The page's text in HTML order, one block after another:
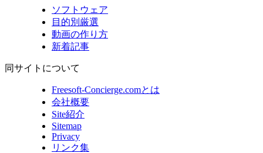
ソフトウェア
目的別厳選
動画の作り方
新着記事
同サイトについて
Freesoft-Concierge.comとは
会社概要
Site紹介
Sitemap
Privacy
リンク集